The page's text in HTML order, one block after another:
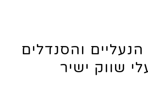
הנעליים והסנדלים
שווק ישיר